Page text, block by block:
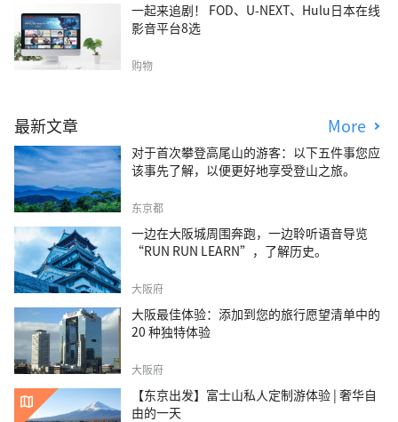
一起来追剧！ FOD、U-NEXT、Hulu日本在线
影音平台8选
购物
最新文章 More
对于首次攀登高尾山的游客：以下五件事您应
该事先了解，以便更好地享受登山之旅。
东京都
一边在大阪城周围奔跑，一边聆听语音导览
“RUN RUN LEARN”，了解历史。
大阪府
大阪最佳体验：添加到您的旅行愿望清单中的
20 种独特体验
大阪府
【东京出发】富士山私人定制游体验 | 奢华自
由的一天